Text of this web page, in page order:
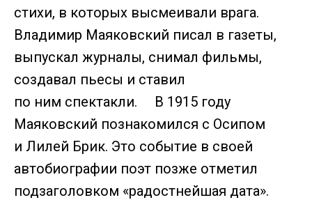
стихи, в которых высмеивали врага.
Владимир Маяковский писал в газеты,
выпускал журналы, снимал фильмы,
создавал пьесы и ставил
по ним спектакли. В 1915 году
Маяковский познакомился с Осипом
и Лилей Брик. Это событие в своей
автобиографии поэт позже отметил
подзаголовком «радостнейшая дата».